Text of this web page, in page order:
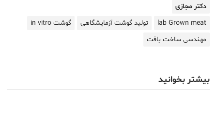
دکتر مجازی
lab Grown meat
تولید گوشت آزمایشگاهی
گوشت in vitro
مهندسی ساخت بافت
بیشتر بخوانید